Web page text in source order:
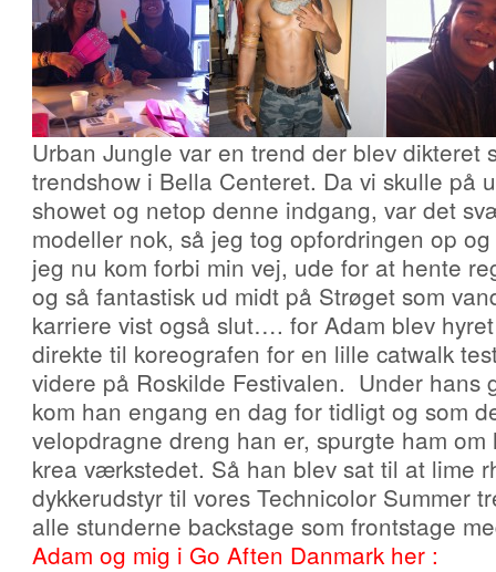
Urban Jungle var en trend der blev dikteret
trendshow i Bella Centeret. Da vi skulle på
showet og netop denne indgang, var det
modeller nok, så jeg tog opfordringen op
jeg nu kom forbi min vej, ude for at hente
og så fantastisk ud midt på Strøget som
karriere vist også slut…. for Adam blev
direkte til koreografen for en lille catwalk
videre på Roskilde Festivalen. Under hans
kom han engang en dag for tidligt og som
velopdragne dreng han er, spurgte ham
krea værkstedet. Så han blev sat til at lime
dykkerudstyr til vores Technicolor Summer
alle stunderne backstage som frontstage
Adam og mig i Go Aften Danmark her :